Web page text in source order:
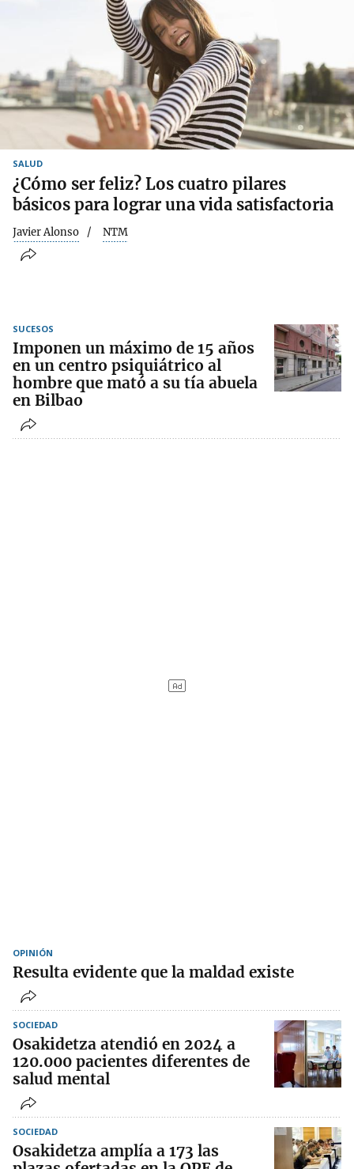
SALUD
¿Cómo ser feliz? Los cuatro pilares
básicos para lograr una vida satisfactoria
Javier Alonso NTM
SUCESOS
Imponen un máximo de 15 años
en un centro psiquiátrico al
hombre que mató a su tía abuela
en Bilbao
OPINIÓN
Resulta evidente que la maldad existe
SOCIEDAD
Osakidetza atendió en 2024 a
120.000 pacientes diferentes de
salud mental
SOCIEDAD
Osakidetza amplía a 173 las